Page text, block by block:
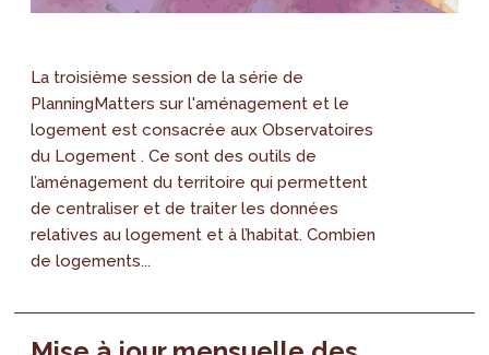
La troisième session de la série de
PlanningMatters sur l'aménagement et le
logement est consacrée aux Observatoires
du Logement . Ce sont des outils de
l’aménagement du territoire qui permettent
de centraliser et de traiter les données
relatives au logement et à l’habitat. Combien
de logements...